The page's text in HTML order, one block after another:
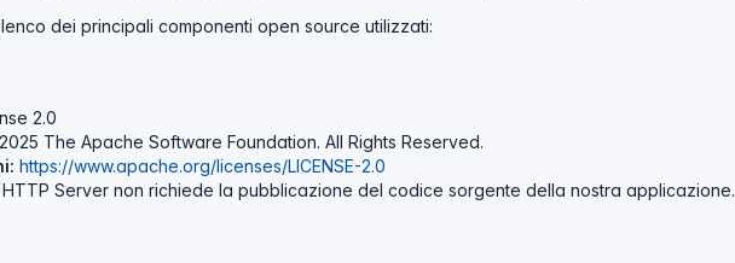
dei principali componenti open source utilizzati:
2.0
The Apache Software Foundation. All Rights Reserved.
https://www.apache.org/licenses/LICENSE-2.0
Server non richiede la pubblicazione del codice sorgente della nostra applicazione.